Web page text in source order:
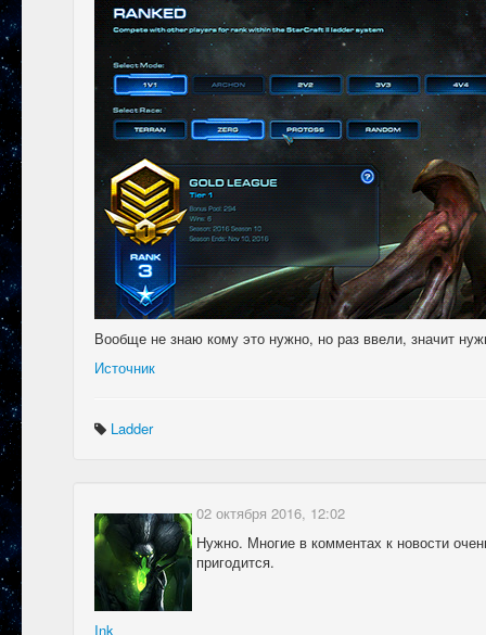
Вообще не знаю кому это нужно, но раз ввели, значит
Источник
Ladder
Ink
02 октября 2016, 12:02
Нужно. Многие в комментах к новости
пригодится.